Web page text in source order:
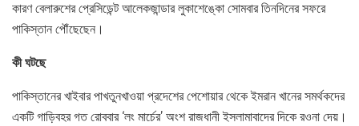
কারণ বেলারুশের প্রেসিডেন্ট আলেকজান্ডার লুকাশেঙ্কো সোমবার তিনদিনের সফরে
পাকিস্তান পৌঁছেছেন।
কী ঘটছে
পাকিস্তানের খাইবার পাখতুনখাওয়া প্রদেশের পেশোয়ার থেকে ইমরান খানের সমর্থকদের
একটি গাড়িবহর গত রোববার ‘লং মার্চের’ অংশ রাজধানী ইসলামাবাদের দিকে রওনা দেয়।